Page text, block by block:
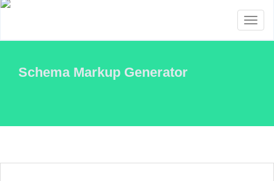
Schema Markup Generator